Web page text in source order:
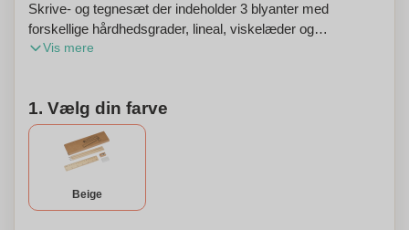
Skrive- og tegnesæt der indeholder 3 blyanter med
forskellige hårdhedsgrader, lineal, viskelæder og
blyantspidser. Dit logo vil blive placeret på æsken.
Vis mere
1. Vælg din farve
Beige